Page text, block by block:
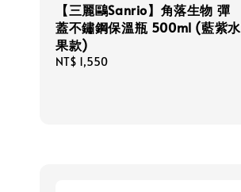
【三麗鷗Sanrio】角落生物 彈
蓋不鏽鋼保溫瓶 500ml (藍紫水
果款)
Regular
NT$ 1,550